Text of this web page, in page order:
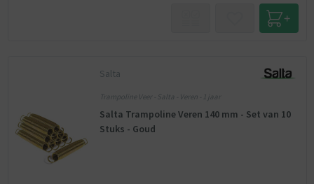
Salta
Trampoline Veer - Salta - Veren - 1 jaar
Salta Trampoline Veren 140 mm - Set van 10
Stuks - Goud